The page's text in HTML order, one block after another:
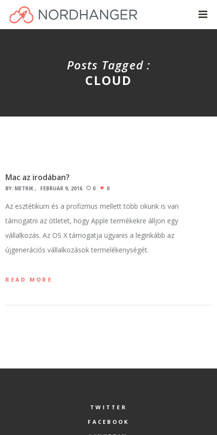
Posts Tagged :
CLOUD
Mac az irodában?
BY: METRIK FEBRUÁR 9, 2016 0 0
Az esztétikum és a profizmus mellett több okunk is van
támogatni az ötletet, hogy Apple termékekre álljon egy
vállalkozás. Az OS X támogatja ugyanis a leginkább az
újgenerációs vállalkozások termelékenységét.
READ MORE
TWITTER
FACEBOOK